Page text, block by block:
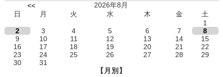
<<
2026年8月
日
月 火 水 木 金
土
1
2
3 4 5 6 7
8
9
10 11 12 13 14
15
16
17 18 19 20 21
22
23
24 25 26 27 28
29
30
31
【月別】